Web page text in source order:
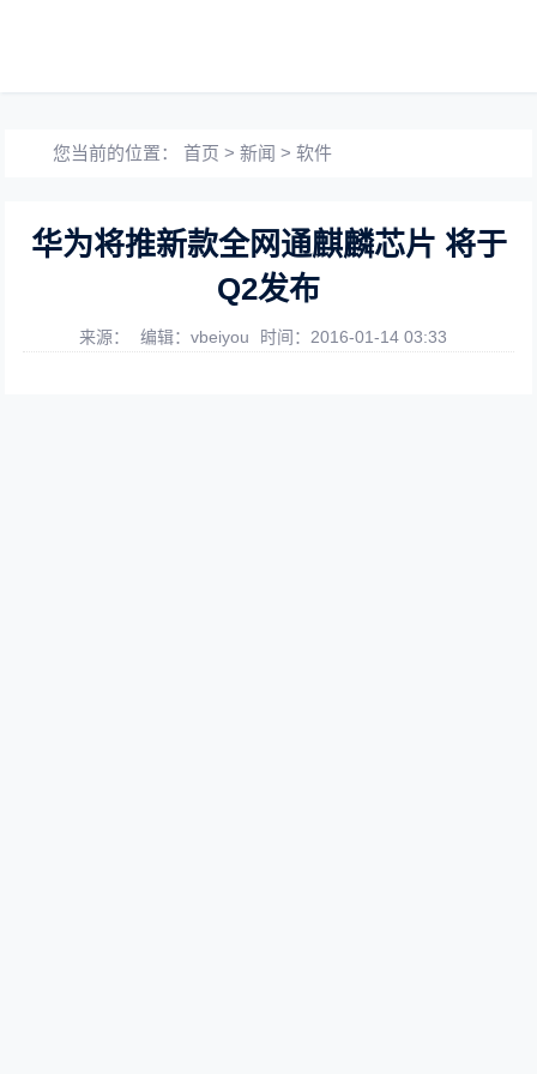
您当前的位置：首页 >新闻 >软件
华为将推新款全网通麒麟芯片 将于
Q2发布
来源： 编辑：vbeiyou 时间：2016-01-14 03:33